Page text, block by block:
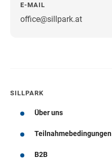
E-MAIL
office@sillpark.at
SILLPARK
Über uns
Teilnahmebedingungen
B2B